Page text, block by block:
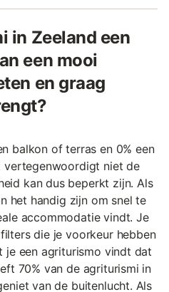
in Zeeland een
een mooi
en graag
balkon of terras en 0% een
niet de
kan dus beperkt zijn. Als
het handig zijn om snel te
accommodatie vindt. Je
die je voorkeur hebben
je een agriturismo vindt dat
70% van de agriturismi in
van de buitenlucht. Als